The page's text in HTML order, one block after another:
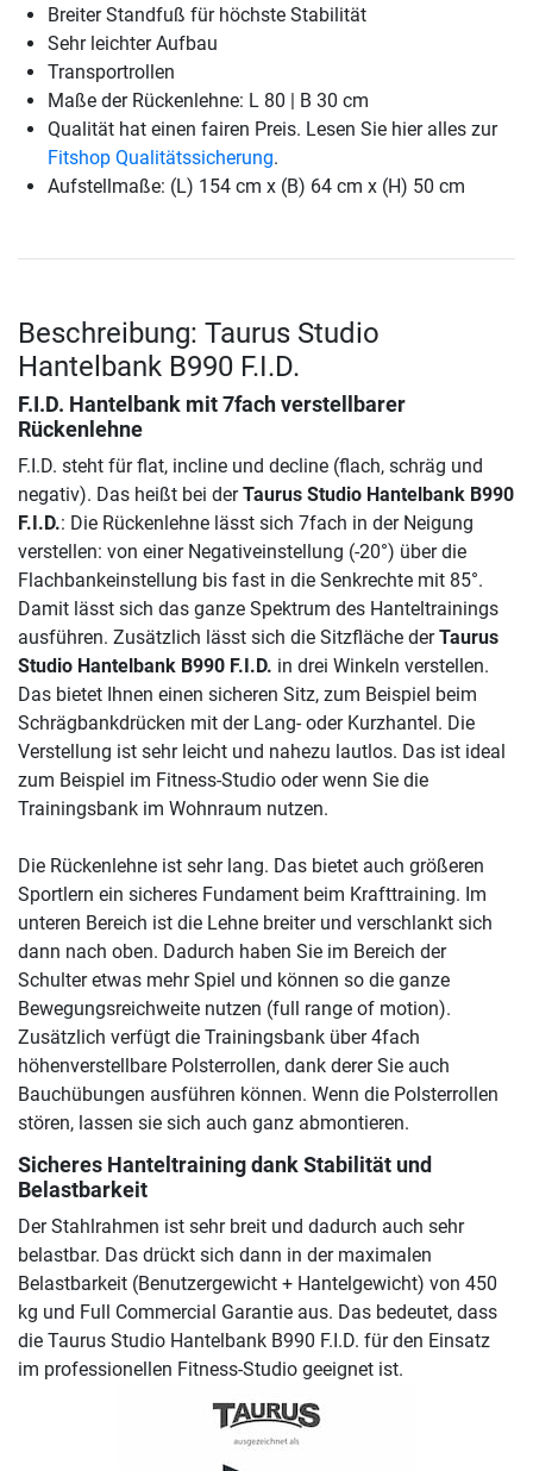
Breiter Standfuß für höchste Stabilität
Sehr leichter Aufbau
Transportrollen
Maße der Rückenlehne: L 80 | B 30 cm
Qualität hat einen fairen Preis. Lesen Sie hier alles zur
Fitshop Qualitätssicherung.
Aufstellmaße: (L) 154 cm x (B) 64 cm x (H) 50 cm
Beschreibung: Taurus Studio
Hantelbank B990 F.I.D.
F.I.D. Hantelbank mit 7fach verstellbarer
Rückenlehne
F.I.D. steht für flat, incline und decline (flach, schräg und
negativ). Das heißt bei derTaurus Studio Hantelbank B990
F.I.D.: Die Rückenlehne lässt sich 7fach in der Neigung
verstellen: von einer Negativeinstellung (-20°) über die
Flachbankeinstellung bis fast in die Senkrechte mit 85°.
Damit lässt sich das ganze Spektrum des Hanteltrainings
ausführen. Zusätzlich lässt sich die Sitzfläche derTaurus
Studio Hantelbank B990 F.I.D. in drei Winkeln verstellen.
Das bietet Ihnen einen sicheren Sitz, zum Beispiel beim
Schrägbankdrücken mit der Lang- oder Kurzhantel. Die
Verstellung ist sehr leicht und nahezu lautlos. Das ist ideal
zum Beispiel im Fitness-Studio oder wenn Sie die
Trainingsbank im Wohnraum nutzen.
Die Rückenlehne ist sehr lang. Das bietet auch größeren
Sportlern ein sicheres Fundament beim Krafttraining. Im
unteren Bereich ist die Lehne breiter und verschlankt sich
dann nach oben. Dadurch haben Sie im Bereich der
Schulter etwas mehr Spiel und können so die ganze
Bewegungsreichweite nutzen (full range of motion).
Zusätzlich verfügt die Trainingsbank über 4fach
höhenverstellbare Polsterrollen, dank derer Sie auch
Bauchübungen ausführen können. Wenn die Polsterrollen
stören, lassen sie sich auch ganz abmontieren.
Sicheres Hanteltraining dank Stabilität und
Belastbarkeit
Der Stahlrahmen ist sehr breit und dadurch auch sehr
belastbar. Das drückt sich dann in der maximalen
Belastbarkeit (Benutzergewicht + Hantelgewicht) von 450
kg und Full Commercial Garantie aus. Das bedeutet, dass
die Taurus Studio Hantelbank B990 F.I.D. für den Einsatz
im professionellen Fitness-Studio geeignet ist.